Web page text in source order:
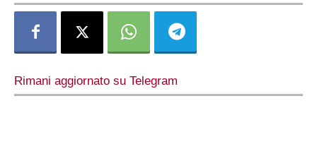
Rimani aggiornato su Telegram